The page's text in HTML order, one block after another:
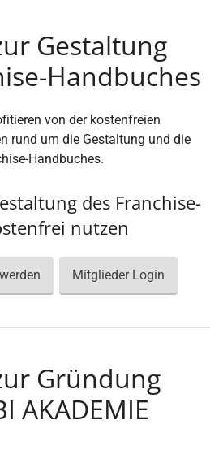
Gestaltung
Handbuches
von der kostenfreien
rund um die Gestaltung und die
Handbuches.
des Franchise-
nutzen
Mitglieder Login
Gründung
AKADEMIE